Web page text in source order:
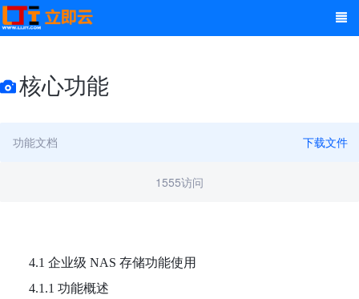
核心功能
功能文档
1555访问
4.1 企业级 NAS 存储功能使用
4.1.1 功能概述